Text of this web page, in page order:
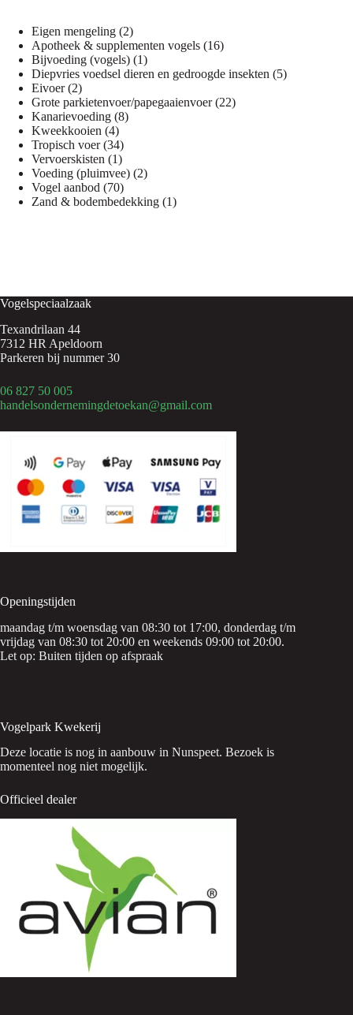
Eigen mengeling 22
producten
Apotheek & supplementen vogels 1616
Bijvoeding (vogels) 11
product
Diepvries voedsel dieren en gedroogde insekten 55
Eivoer 22
producten
Grote parkietenvoer/papegaaienvoer 2222
Kanarievoeding 88
Kweekkooien 44
producten
Tropisch voer 3434
producten
Vervoerskisten 11
product
Voeding (pluimvee) 22
Vogel aanbod 7070
producten
Zand & bodembedekking 11
Vogelspeciaalzaak
Texandrilaan 44
7312 HR Apeldoorn
Parkeren bij nummer 30
06 827 50 005
handelsondernemingdetoekan@gmail.com
Openingstijden
maandag t/m woensdag van 08:30 tot 17:00, donderdag t/m
vrijdag van 08:30 tot 20:00 en weekends 09:00 tot 20:00.
Let op: Buiten tijden op afspraak
Vogelpark Kwekerij
Deze locatie is nog in aanbouw in Nunspeet. Bezoek is
momenteel nog niet mogelijk.
Officieel dealer